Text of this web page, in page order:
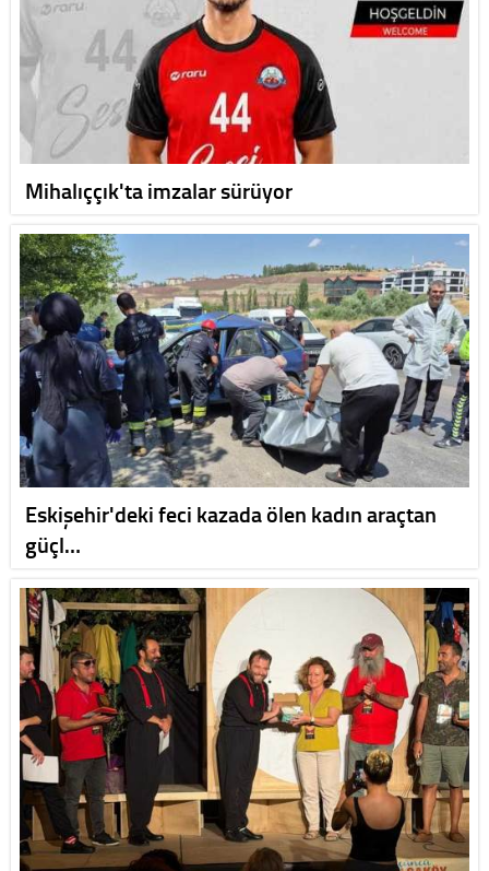
Mihalıççık'ta imzalar sürüyor
Eskişehir'deki feci kazada ölen kadın araçtan
güçl…